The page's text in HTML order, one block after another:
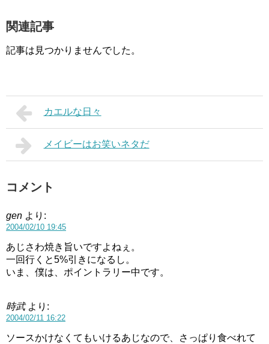
関連記事
記事は見つかりませんでした。
カエルな日々
メイビーはお笑いネタだ
コメント
gen より:
2004/02/10 19:45
あじさわ焼き旨いですよねぇ。
一回行くと5%引きになるし。
いま、僕は、ポイントラリー中です。
時武 より:
2004/02/11 16:22
ソースかけなくてもいけるあじなので、さっぱり食べれて